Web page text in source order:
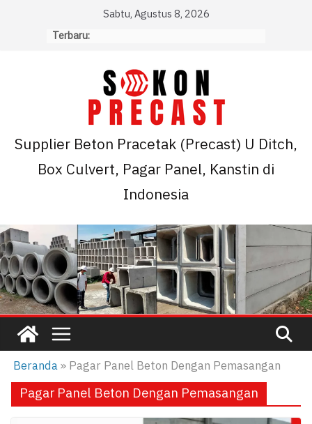
Sabtu, Agustus 8, 2026
Terbaru:
Supplier Beton Pracetak (Precast) U Ditch,
Box Culvert, Pagar Panel, Kanstin di
Indonesia
Beranda» Pagar Panel Beton Dengan Pemasangan
Pagar Panel Beton Dengan Pemasangan